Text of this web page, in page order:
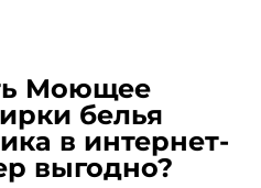
Моющее
белья
в интернет-
выгодно?